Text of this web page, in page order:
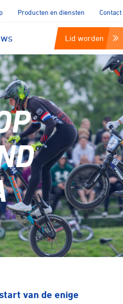
Producten en diensten Contact
Lid worden
van de enige